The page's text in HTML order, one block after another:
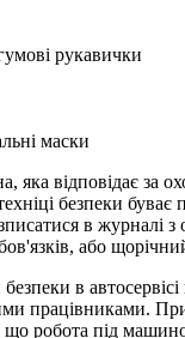
рукавички
маски
яка відповідає за
безпеки
в журналі з
або
в
працівниками.
що робота під